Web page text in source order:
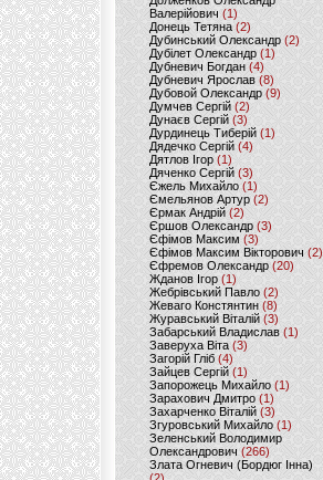
Валерійович (1)
Донець Тетяна (2)
Дубинський Олександр(2)
Дубілет Олександр (1)
Дубневич Богдан (4)
Дубневич Ярослав (8)
Дубовой Олександр(9)
Думчев Сергій (2)
Дунаєв Сергій(3)
Дурдинець Тиберій (1)
Дядечко Сергій (4)
Дятлов Ігор (1)
Дяченко Сергій (3)
Єжель Михайло (1)
Ємельянов Артур (2)
Єрмак Андрій (2)
Єршов Олександр (3)
Єфімов Максим (3)
Єфімов Максим Вікторович (2)
Єфремов Олександр (20)
Жданов Ігор (1)
Жебрівський Павло (2)
Жеваго Констянтин (8)
Журавський Віталій (3)
Забарський Владислав (1)
Заверуха Віта (3)
Загорій Гліб (4)
Зайцев Сергій(1)
Запорожець Михайло (1)
Зарахович Дмитро (1)
Захарченко Віталій (3)
Згуровський Михайло (1)
Зеленський Володимир
Олександрович (266)
Злата Огневич (Бордюг Інна)